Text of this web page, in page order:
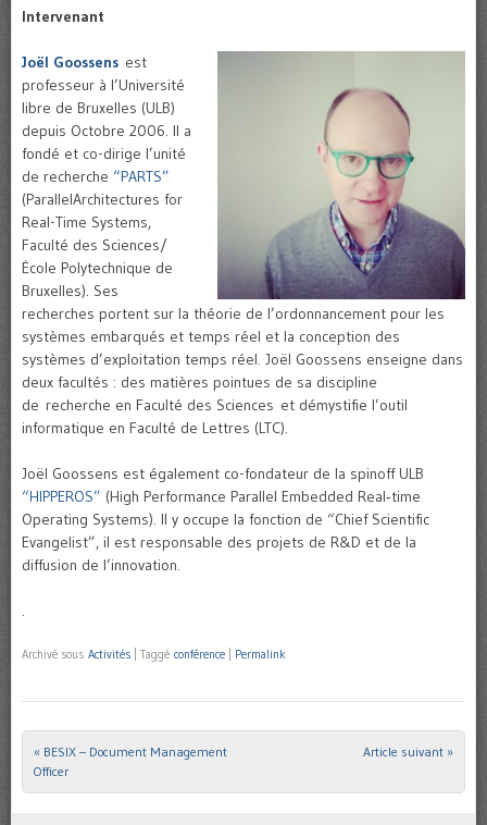
Intervenant
Joël Goossens est
professeur à l’Université
libre de Bruxelles (ULB)
depuis Octobre 2006. Il a
fondé et co-dirige l’unité
de recherche “PARTS”
(ParallelArchitectures for
Real-Time Systems,
Faculté des Sciences/
École Polytechnique de
Bruxelles). Ses
recherches portent sur la théorie de l’ordonnancement pour les
systèmes embarqués et temps réel et la conception des
systèmes d’exploitation temps réel. Joël Goossens enseigne dans
deux facultés : des matières pointues de sa discipline
de recherche en Faculté des Sciences et démystifie l’outil
informatique en Faculté de Lettres (LTC).
Joël Goossens est également co-fondateur de la spinoff ULB
“HIPPEROS” (High Performance Parallel Embedded Real‑time
Operating Systems). Il y occupe la fonction de “Chief Scientific
Evangelist”, il est responsable des projets de R&D et de la
diffusion de l’innovation.
.
Archivé sous Activités Taggé conférence Permalink
Post navigation
« BESIX – Document Management
Officer
Article suivant »